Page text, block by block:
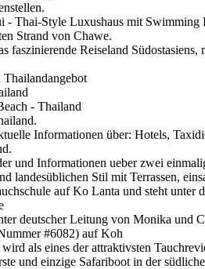
- Thai-Style Luxushaus mit
Strand von Chawe.
faszinierende Reiseland
- Thailand
Informationen über: Hotels,
und Informationen ueber zwei
landesüblichen Stil mit Terrassen,
auf Ko Lanta und steht unter
deutscher Leitung von Monika und
#6082) auf Koh
als eines der attraktivsten
und einzige Safariboot in der